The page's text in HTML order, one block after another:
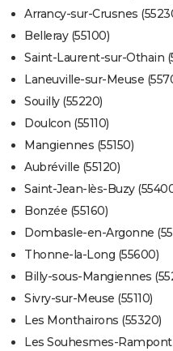
Arrancy-sur-Crusnes
Belleray (55100)
Saint-Laurent-sur-Othain
Laneuville-sur-Meuse
Souilly (55220)
Doulcon (55110)
Mangiennes (55150)
Aubréville (55120)
Saint-Jean-lès-Buzy
Bonzée (55160)
Dombasle-en-Argonne
Thonne-la-Long (55600)
Billy-sous-Mangiennes
Sivry-sur-Meuse (55110)
Les Monthairons (55320)
Les Souhesmes-Rampont